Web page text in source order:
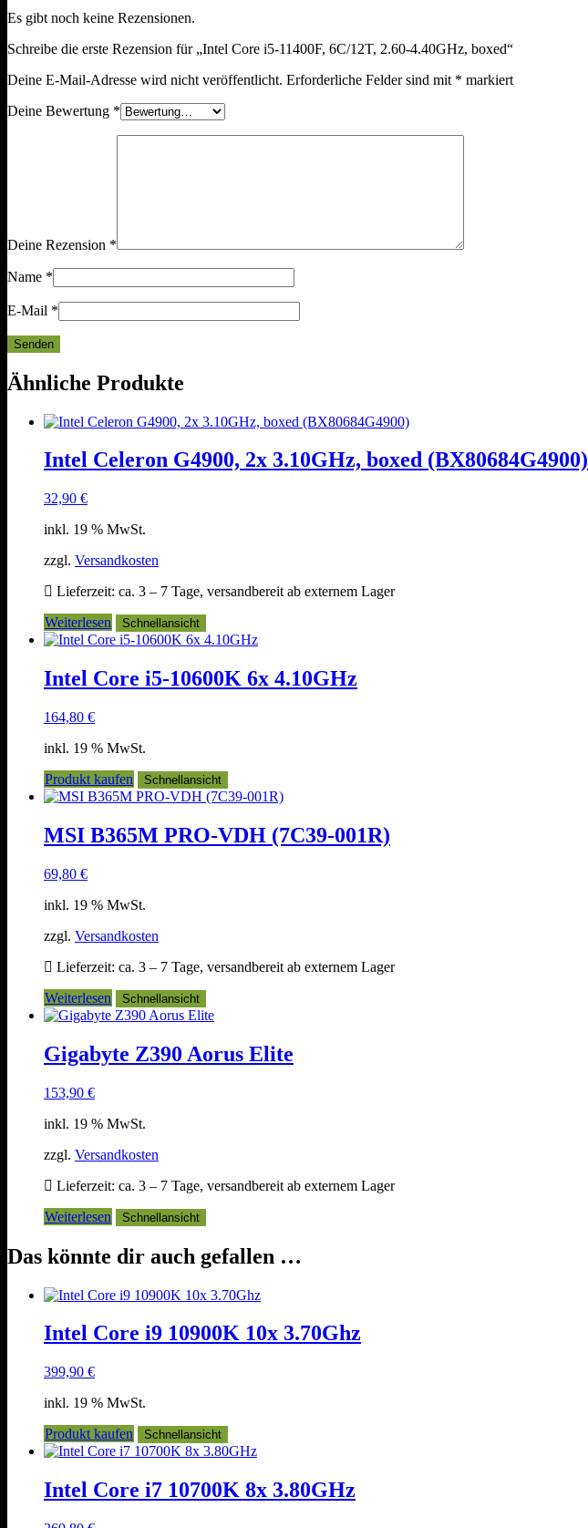
Es gibt noch keine Rezensionen.
Schreibe die erste Rezension für „Intel Core i5-11400F, 6C/12T, 2.60-4.40GHz, boxed“
Deine E-Mail-Adresse wird nicht veröffentlicht. Erforderliche Felder sind mit * markiert
Deine Bewertung *
Deine Rezension *
Name *
E-Mail *
Ähnliche Produkte
Intel Celeron G4900, 2x 3.10GHz, boxed (BX80684G4900)
32,90 €
inkl. 19 % MwSt.
zzgl. Versandkosten
Lieferzeit: ca. 3 – 7 Tage, versandbereit ab externem Lager
Weiterlesen
Schnellansicht
Intel Core i5-10600K 6x 4.10GHz
164,80 €
inkl. 19 % MwSt.
Produkt kaufen
Schnellansicht
MSI B365M PRO-VDH (7C39-001R)
69,80 €
inkl. 19 % MwSt.
zzgl. Versandkosten
Lieferzeit: ca. 3 – 7 Tage, versandbereit ab externem Lager
Weiterlesen
Schnellansicht
Gigabyte Z390 Aorus Elite
153,90 €
inkl. 19 % MwSt.
zzgl. Versandkosten
Lieferzeit: ca. 3 – 7 Tage, versandbereit ab externem Lager
Weiterlesen
Schnellansicht
Das könnte dir auch gefallen …
Intel Core i9 10900K 10x 3.70Ghz
399,90 €
inkl. 19 % MwSt.
Produkt kaufen
Schnellansicht
Intel Core i7 10700K 8x 3.80GHz